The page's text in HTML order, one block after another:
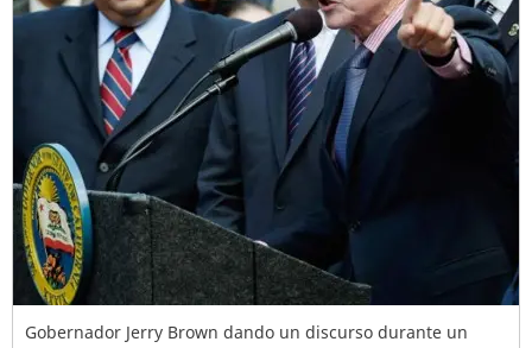
Gobernador Jerry Brown dando un discurso durante un